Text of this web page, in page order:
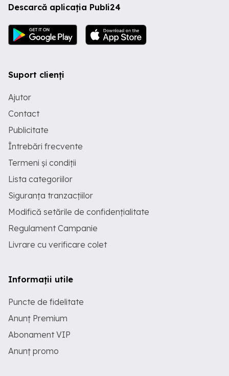
Descarcă aplicația Publi24
Suport clienți
Ajutor
Contact
Publicitate
Întrebări frecvente
Termeni și condiții
Lista categoriilor
Siguranța tranzacțiilor
Modifică setările de confidențialitate
Regulament Campanie
Livrare cu verificare colet
Informații utile
Puncte de fidelitate
Anunț Premium
Abonament VIP
Anunț promo